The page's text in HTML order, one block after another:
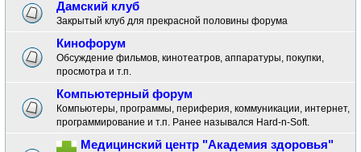
Дамский клуб
Закрытый клуб для прекрасной половины форума
Кинофорум
Обсуждение фильмов, кинотеатров, аппаратуры, покупки,
просмотра и т.п.
Компьютерный форум
Компьютеры, программы, периферия, коммуникации, интернет,
программирование и т.п. Ранее назывался Hard-n-Soft.
Медицинский центр "Академия здоровья"